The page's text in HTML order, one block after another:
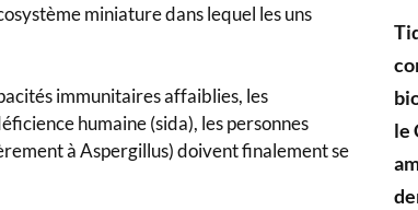
miniature dans lequel les uns
immunitaires affaiblies, les
humaine (sida), les personnes
à Aspergillus) doivent finalement se
le